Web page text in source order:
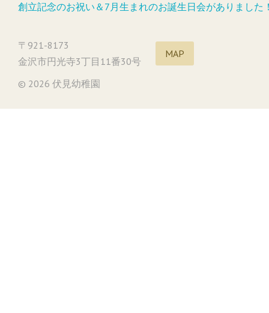
創立記念のお祝い＆7月生まれのお誕生日会がありました
〒921-8173
金沢市円光寺3丁目11番30号
MAP
© 2026 伏見幼稚園